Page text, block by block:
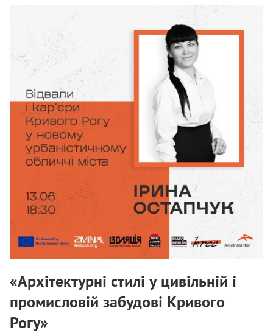
«Архітектурні стилі у цивільній і
промисловій забудові Кривого
Рогу»